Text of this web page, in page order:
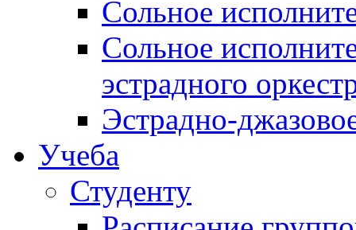
Сольное
Сольное
эстрадного
Эстрадно-
Учеба
Студенту